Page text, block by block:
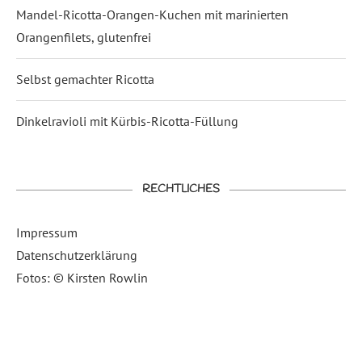
Mandel-Ricotta-Orangen-Kuchen mit marinierten
Orangenfilets, glutenfrei
Selbst gemachter Ricotta
Dinkelravioli mit Kürbis-Ricotta-Füllung
RECHTLICHES
Impressum
Datenschutzerklärung
Fotos: © Kirsten Rowlin